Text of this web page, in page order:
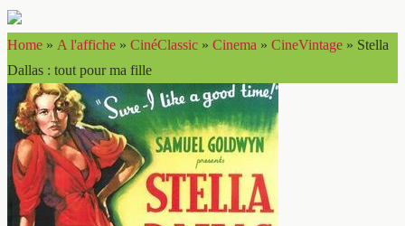
Home » A l'affiche » CinéClassic » Cinema » CineVintage » Stella
Dallas : tout pour ma fille